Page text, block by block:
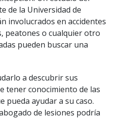
de la Universidad de
involucrados en accidentes
peatones o cualquier otro
pueden buscar una
a descubrir sus
tener conocimiento de las
pueda ayudar a su caso.
de lesiones podría